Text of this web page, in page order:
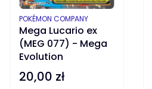
Mega Lucario ex
(MEG 077) - Mega
Evolution
PRODUCENT
POKÉMON COMPANY
Cena
20,00 zł